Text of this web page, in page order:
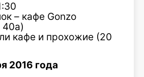
– кафе Gonzo
40а)
кафе и прохожие (20
2016 года